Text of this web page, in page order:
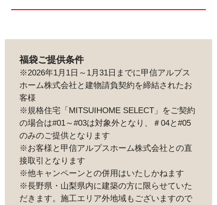
福袋ご提供条件
※2026年1月1日～1月31日までに甲信アルプス
ホーム株式会社と建物請負契約を締結されたお
客様
※規格住宅「MITSUIHOME SELECT」をご契約
の場合は#01～#03は対象外となり、＃04と#05
のみのご提供となります
※お客様と甲信アルプスホーム株式会社との直
接取引となります
※他キャンペーンとの併用はいたしかねます
※長野県・山梨県内に建築の方に限らせていた
だきます。施工エリア外地域もございますので